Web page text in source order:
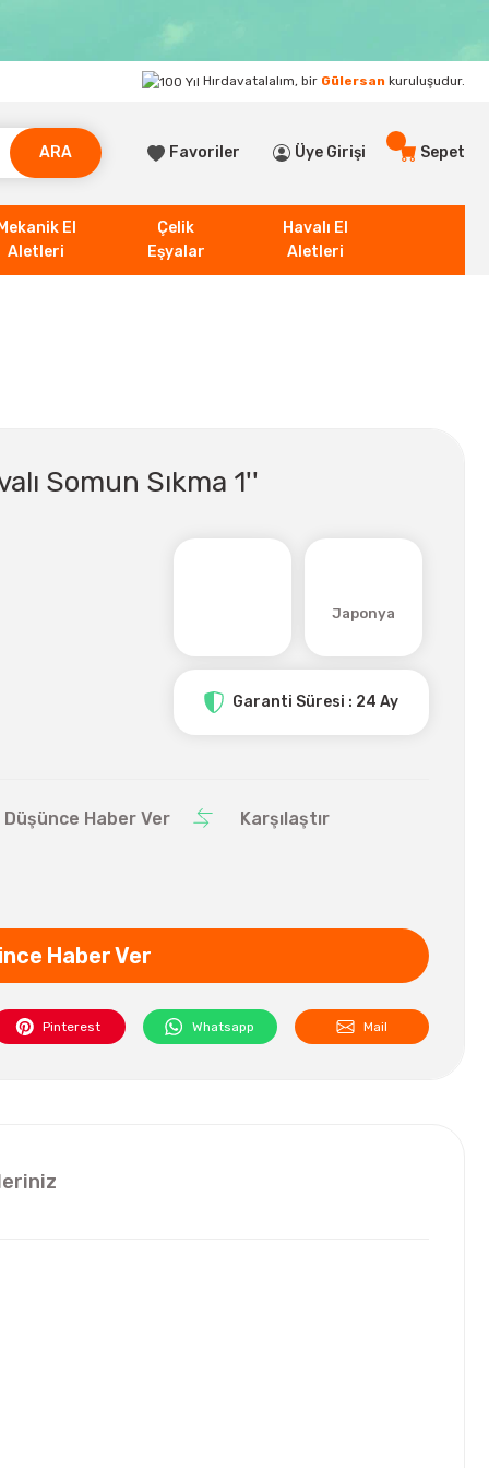
Hırdavatalalım, bir Gülersan kuruluşudur.
ARA Favoriler Üye Girişi Sepet
Mekanik El
Aletleri
Çelik
Eşyalar
Havalı El
Aletleri
Somun Sıkma 1''
Japonya
Garanti Süresi : 24 Ay
Düşünce Haber Ver Karşılaştır
Haber Ver
Pinterest Whatsapp Mail